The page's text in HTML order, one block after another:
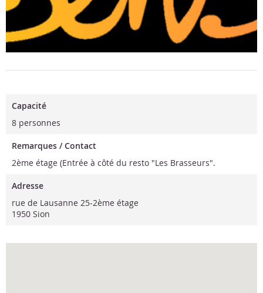
Capacité
8 personnes
Remarques / Contact
2ème étage (Entrée à côté du resto "Les Brasseurs".
Adresse
rue de Lausanne 25-2ème étage
1950 Sion